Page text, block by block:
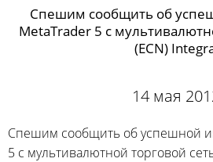
Спешим сообщить об
MetaTrader 5 с
(ECN)
14 мая
Спешим сообщить об успешной
5 с мультивалютной торговой